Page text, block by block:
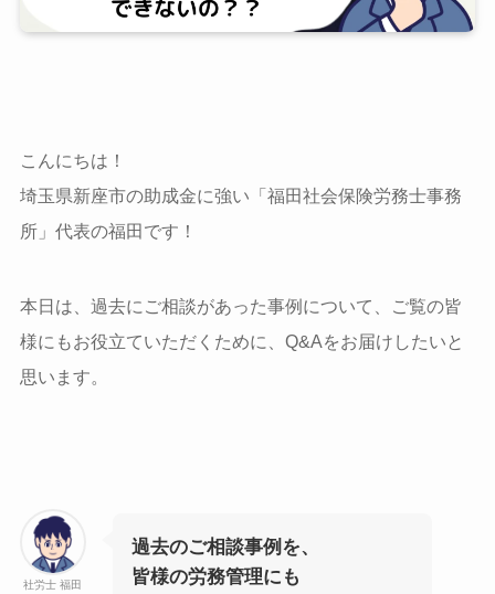
こんにちは！
埼玉県新座市の助成金に強い「福田社会保険労務士事務
所」代表の福田です！
本日は、過去にご相談があった事例について、ご覧の皆
様にもお役立ていただくために、Q&Aをお届けしたいと
思います。
社労士 福田
過去のご相談事例を、
皆様の労務管理にも